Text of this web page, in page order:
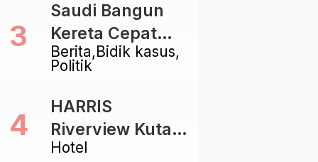
Golkar di
Singaraja
Berita Bidik kasus
Politik
Saudi Bangun
Kereta Cepat
Rp112 Triliun,
Proyek Rp116
Triliun yang
Baru Sampai
Hotel
HARRIS
Riverview Kuta
Bali Tawarkan